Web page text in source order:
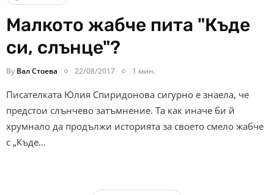
Малкото жабче пита "Къде
си, слънце"?
By Вал Стоева 22/08/2017 1 мин.
Писателката Юлия Спиридонова сигурно е знаела, че
предстои слънчево затъмнение. Та как иначе би й
хрумнало да продължи историята за своето смело жабче
с „Къде…